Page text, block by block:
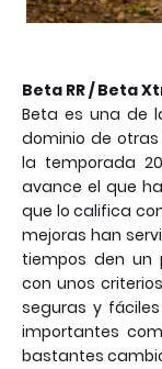
Beta RR / Beta
Beta es una de
dominio de
la temporada
avance el que
que lo califica
mejoras han
tiempos den un
con unos
seguras y
importantes
bastantes